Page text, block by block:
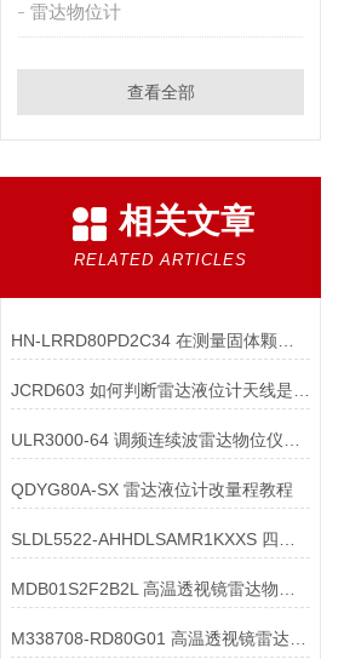
雷达物位计
查看全部
相关文章
RELATED ARTICLES
HN-LRRD80PD2C34 在测量固体颗粒时，如何避免颗粒沉降对雷达的影响？
QDYG80A-SX 雷达液位计改量程教程